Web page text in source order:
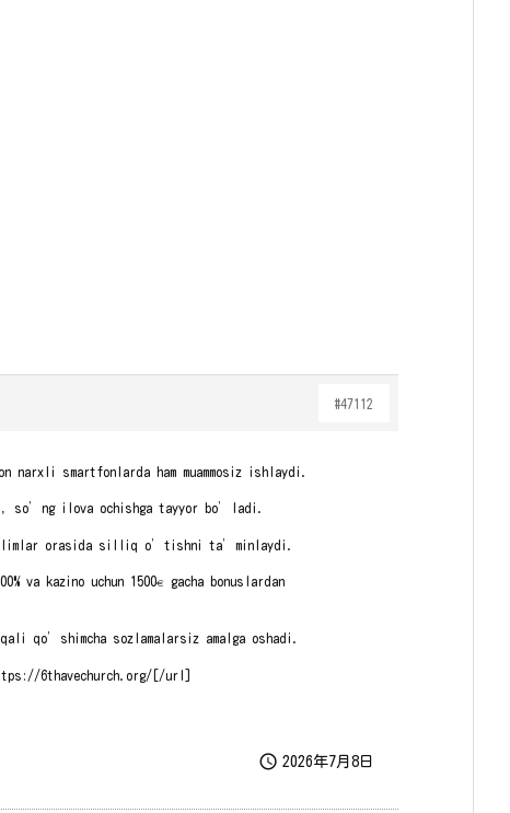
#47112
smartfonlarda ham muammosiz ishlaydi.
so’ng ilova ochishga tayyor bo’ladi.
orasida silliq o’tishni ta’minlaydi.
va kazino uchun 1500€ gacha bonuslardan
qo’shimcha sozlamalarsiz amalga oshadi.
6thavechurch.org/[/url]
 2026年7月8日